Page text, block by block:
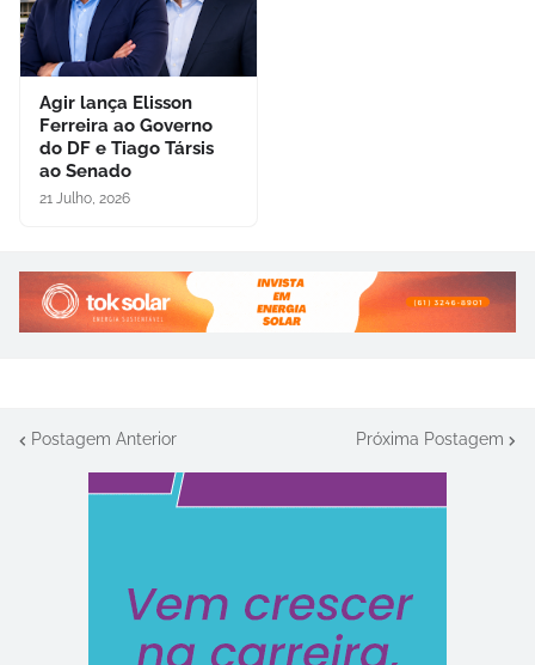
Agir lança Elisson
Ferreira ao Governo
do DF e Tiago Társis
ao Senado
21 Julho, 2026
Postagem Anterior Próxima Postagem